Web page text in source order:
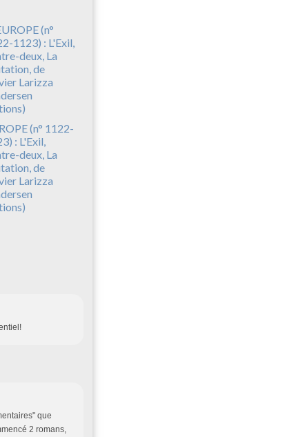
(n° 1122-
: L'Exil,
deux, La
de
Larizza
que
2 romans,